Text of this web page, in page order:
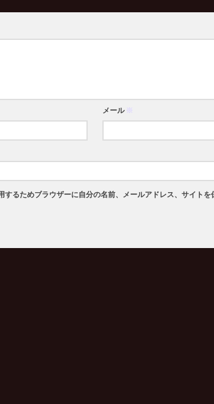
メール ※
するためブラウザーに自分の名前、メールアドレス、サイトを